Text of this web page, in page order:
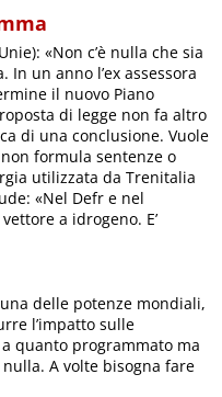
«Non c’è nulla che sia
un anno l’ex assessora
il nuovo Piano
di legge non fa altro
di una conclusione. Vuole
formula sentenze o
utilizzata da Trenitalia
«Nel Defr e nel
a idrogeno. E’
una delle potenze mondiali,
l’impatto sulle
quanto programmato ma
A volte bisogna fare